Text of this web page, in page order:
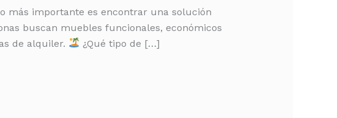
más importante es encontrar una solución
buscan muebles funcionales, económicos
de alquiler.
¿Qué tipo de […]